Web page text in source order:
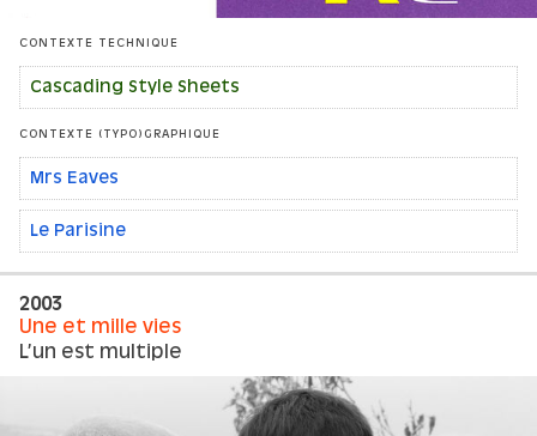
CONTEXTE TECHNIQUE
Cascading Style Sheets
CONTEXTE (TYPO)GRAPHIQUE
Mrs Eaves
Le Parisine
2003
Une et mille vies
L’un est multiple